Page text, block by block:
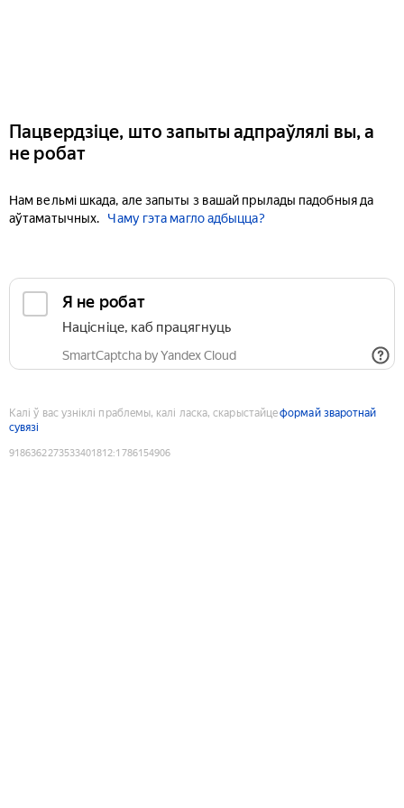
Пацвердзіце, што запыты адпраўлялі вы, а
не робат
Нам вельмі шкада, але запыты з вашай прылады падобныя да
аўтаматычных.
Чаму гэта магло адбыцца?
Я не робат
Націсніце, каб працягнуць
SmartCaptcha by Yandex Cloud
Калі ў вас узніклі праблемы, калі ласка, скарыстайцеформай зваротнай
сувязі
9186362273533401812:1786154906